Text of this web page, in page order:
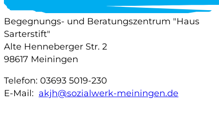
Begegnungs- und Beratungszentrum "Haus
Sarterstift"
Alte Henneberger Str. 2
98617 Meiningen
Telefon: 03693 5019-230
E-Mail: akjh@sozialwerk-meiningen.de